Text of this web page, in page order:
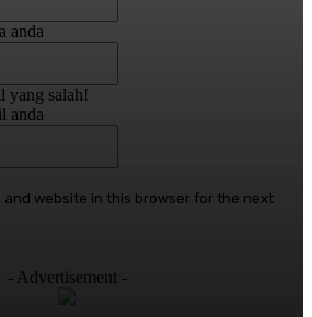
anda
yang salah!
anda
and website in this browser for the next
- Advertisement -